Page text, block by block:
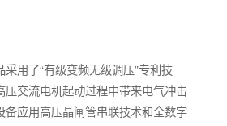
用了“有级变频无级调压”专利技
压交流电机起动过程中带来电气冲击
备应用高压晶闸管串联技术和全数字